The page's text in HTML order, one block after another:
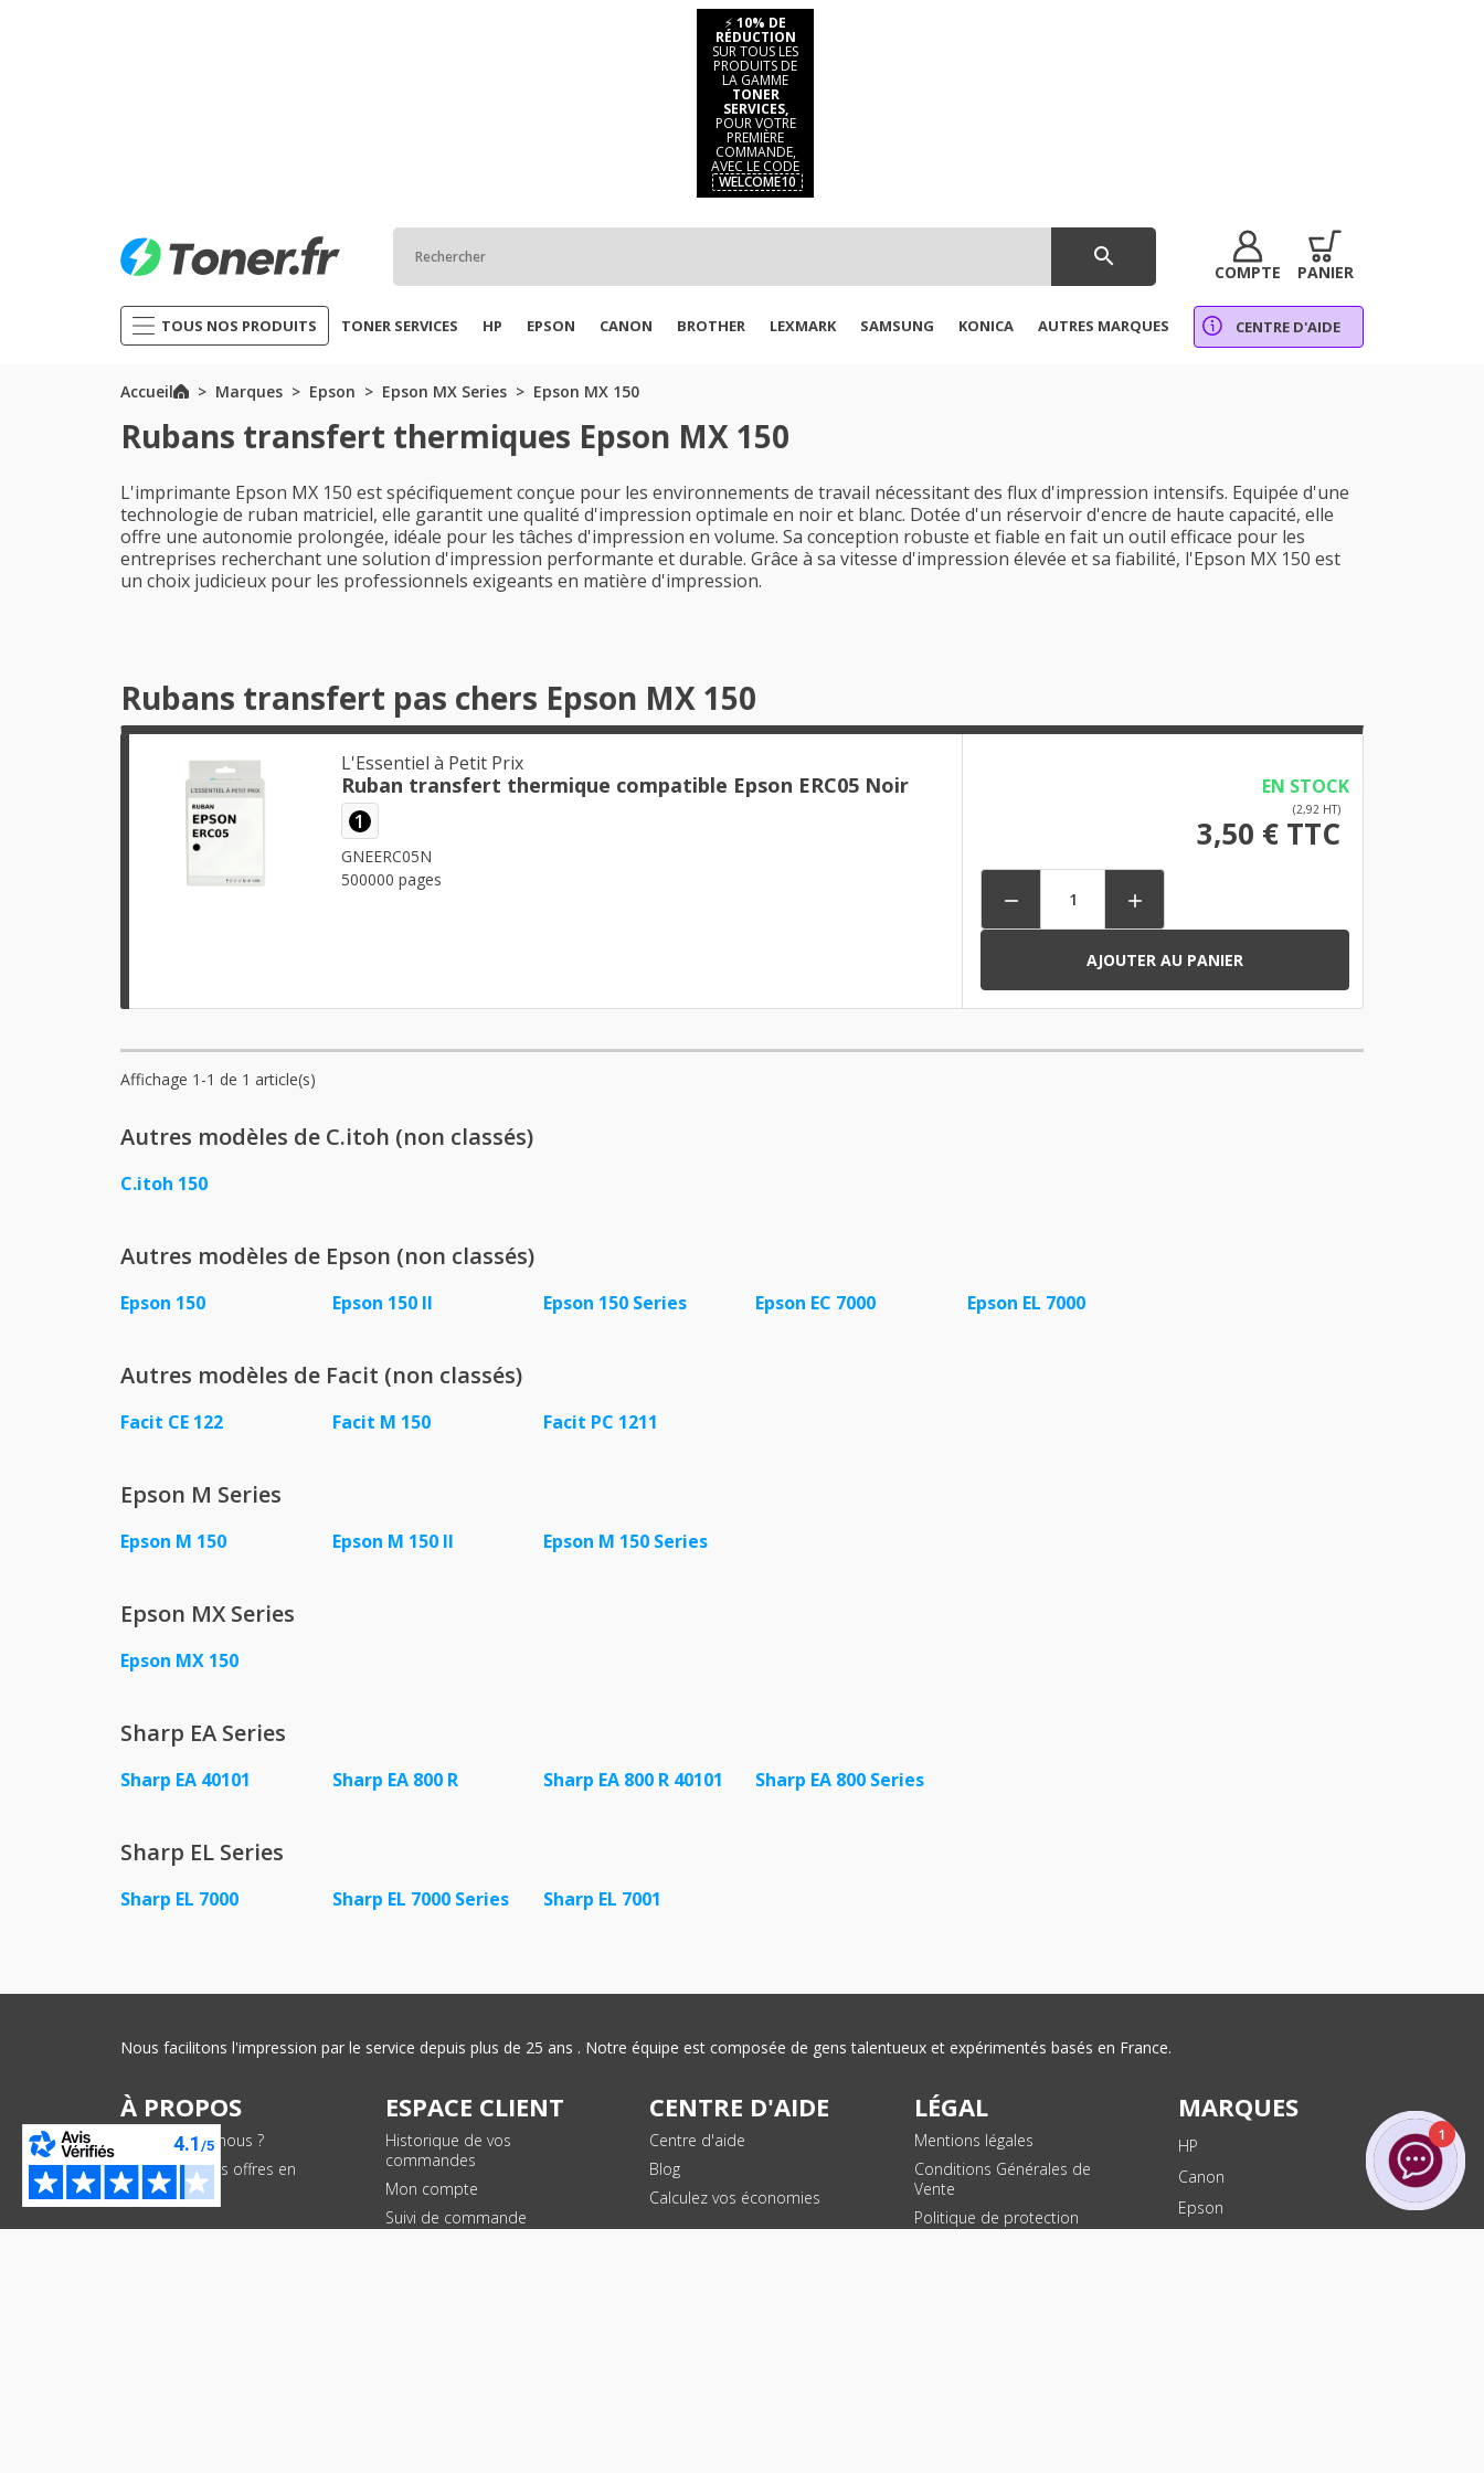
⚡ 10% DE
RÉDUCTION
SUR TOUS LES
PRODUITS DE
LA GAMME
TONER
SERVICES,
POUR VOTRE
PREMIÈRE
COMMANDE,
AVEC LE CODE
WELCOME10
search
COMPTE PANIER
TOUS NOS PRODUITS TONER SERVICES HP EPSON CANON BROTHER LEXMARK SAMSUNG KONICA AUTRES MARQUES CENTRE D'AIDE
Accueil Marques Epson Epson MX Series Epson MX 150
Rubans transfert thermiques Epson MX 150
L'imprimante Epson MX 150 est spécifiquement conçue pour les environnements de travail nécessitant des flux d'impression intensifs. Equipée d'une
technologie de ruban matriciel, elle garantit une qualité d'impression optimale en noir et blanc. Dotée d'un réservoir d'encre de haute capacité, elle
offre une autonomie prolongée, idéale pour les tâches d'impression en volume. Sa conception robuste et fiable en fait un outil efficace pour les
entreprises recherchant une solution d'impression performante et durable. Grâce à sa vitesse d'impression élevée et sa fiabilité, l'Epson MX 150 est
un choix judicieux pour les professionnels exigeants en matière d'impression.
Rubans transfert pas chers Epson MX 150
L'Essentiel à Petit Prix
Ruban transfert thermique compatible Epson ERC05 Noir
1
GNEERC05N
500000 pages
EN STOCK
(2,92 HT)
3,50 € TTC
 
AJOUTER AU PANIER
Affichage 1-1 de 1 article(s)
Autres modèles de C.itoh (non classés)
C.itoh 150
Autres modèles de Epson (non classés)
Epson 150 Epson 150 II Epson 150 Series Epson EC 7000 Epson EL 7000
Autres modèles de Facit (non classés)
Facit CE 122 Facit M 150 Facit PC 1211
Epson M Series
Epson M 150 Epson M 150 II Epson M 150 Series
Epson MX Series
Epson MX 150
Sharp EA Series
Sharp EA 40101 Sharp EA 800 R Sharp EA 800 R 40101 Sharp EA 800 Series
Sharp EL Series
Sharp EL 7000 Sharp EL 7000 Series Sharp EL 7001
Nous facilitons l'impression par le service depuis plus de 25 ans . Notre équipe est composée de gens talentueux et expérimentés basés en France.
À PROPOS
Qui sommes-nous ?
Conditions des offres en
cours
ESPACE CLIENT
Historique de vos
commandes
Mon compte
Suivi de commande
CENTRE D'AIDE
Centre d'aide
Blog
Calculez vos économies
LÉGAL
Mentions légales
Conditions Générales de
Vente
Politique de protection
MARQUES
HP
Canon
Epson
1